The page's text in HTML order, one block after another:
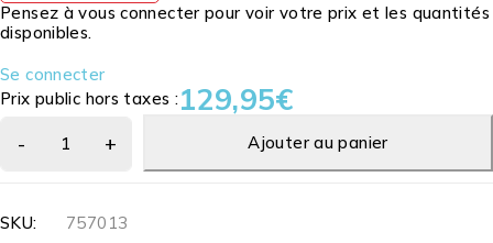
Pensez à vous connecter pour voir votre prix et les quantités
disponibles.
Se connecter
Prix public hors taxes :129,95€
Ajouter au panier
SKU: 757013